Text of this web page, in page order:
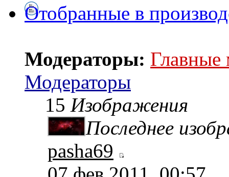
Отобранные в
Модераторы: Главные
Модераторы
15 Изображения
Последнее
pasha69